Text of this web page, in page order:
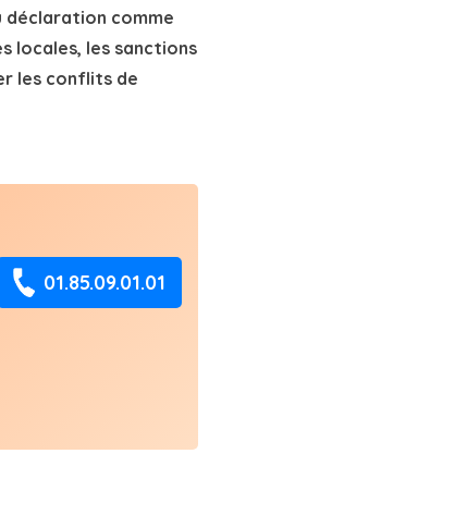
déclaration comme
locales, les sanctions
les conflits de